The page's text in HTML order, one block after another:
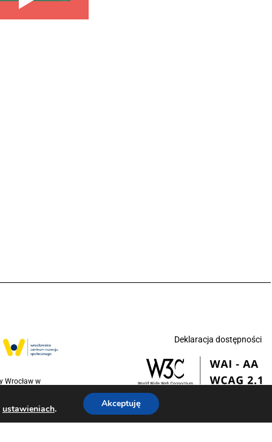
Wrocław w
Deklaracja dostępności
ustawieniach. Akceptuję